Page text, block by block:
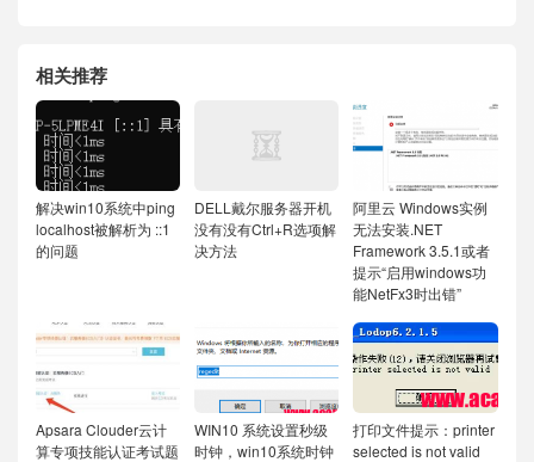
相关推荐
解决win10系统中ping
localhost被解析为 ::1
的问题
DELL戴尔服务器开机
没有没有Ctrl+R选项解
决方法
阿里云 Windows实例
无法安装.NET
Framework 3.5.1或者
提示“启用windows功
能NetFx3时出错”
Apsara Clouder云计
算专项技能认证考试题
WIN10 系统设置秒级
时钟，win10系统时钟
打印文件提示：printer
selected is not valid